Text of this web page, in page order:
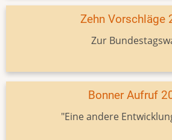
Zehn Vorschläge
Zur
Bonner Aufruf
"Eine andere